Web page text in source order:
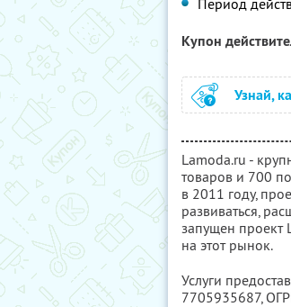
Период
Купон
Узнай,
Lamoda.ru -
товаров и 700
в 2011 году,
развиваться,
запущен проект
на этот рынок.
Услуги
7705935687,